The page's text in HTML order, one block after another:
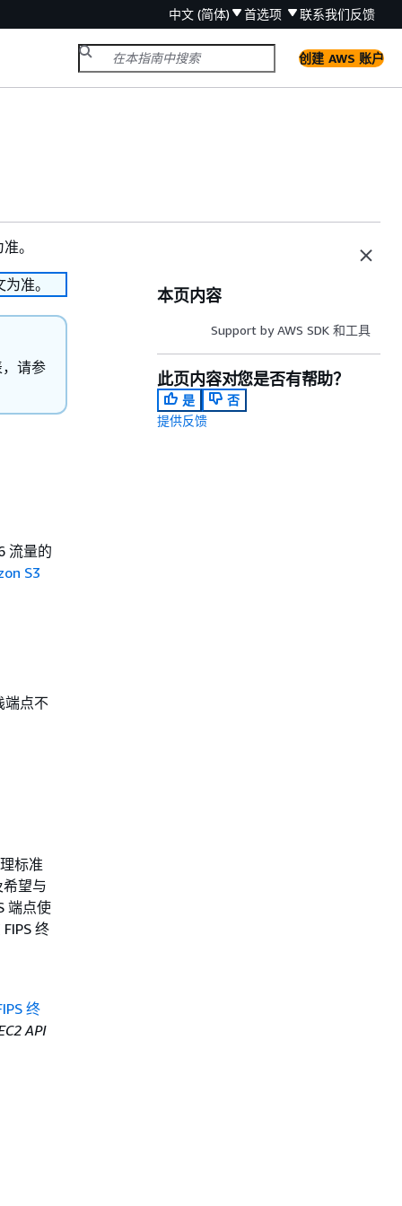
中文 (简体) 首选项 联系我们反馈
创建 AWS 账户
。
准。
请参
流量的
S3
端点不
标准
望与
端点使
终
终
API
本页内容
Support by AWS SDK 和工具
此页内容对您是否有帮助？
是
否
提供反馈